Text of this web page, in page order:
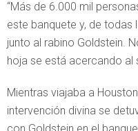
“Más de 6.000 mil
este banquete y, de
junto al rabino Goldstein.
hoja se está acercando al
Mientras viajaba a
intervención divina se